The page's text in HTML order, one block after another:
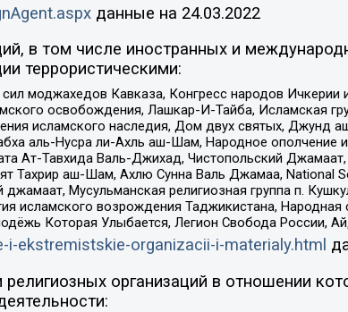
данные на 24.03.2022
в том числе иностранных и
террористическими:
моджахедов Кавказа, Конгресс народов Ичкерии
освобождения, Лашкар-И-Тайба, Исламская
исламского наследия, Дом двух святых, Джунд
аль-Нусра ли-Ахль аш-Шам, Народное ополчение
Ат-Тавхида Валь-Джихад, Чистопольский
Тахрир аш-Шам, Ахлю Сунна Валь Джамаа, National
Мусульманская религиозная группа п.
исламского возрождения Таджикистана,
Которая Улыбается, Легион Свобода России,
ekstremistskie-organizacii-i-materialy.html
организаций в отношении